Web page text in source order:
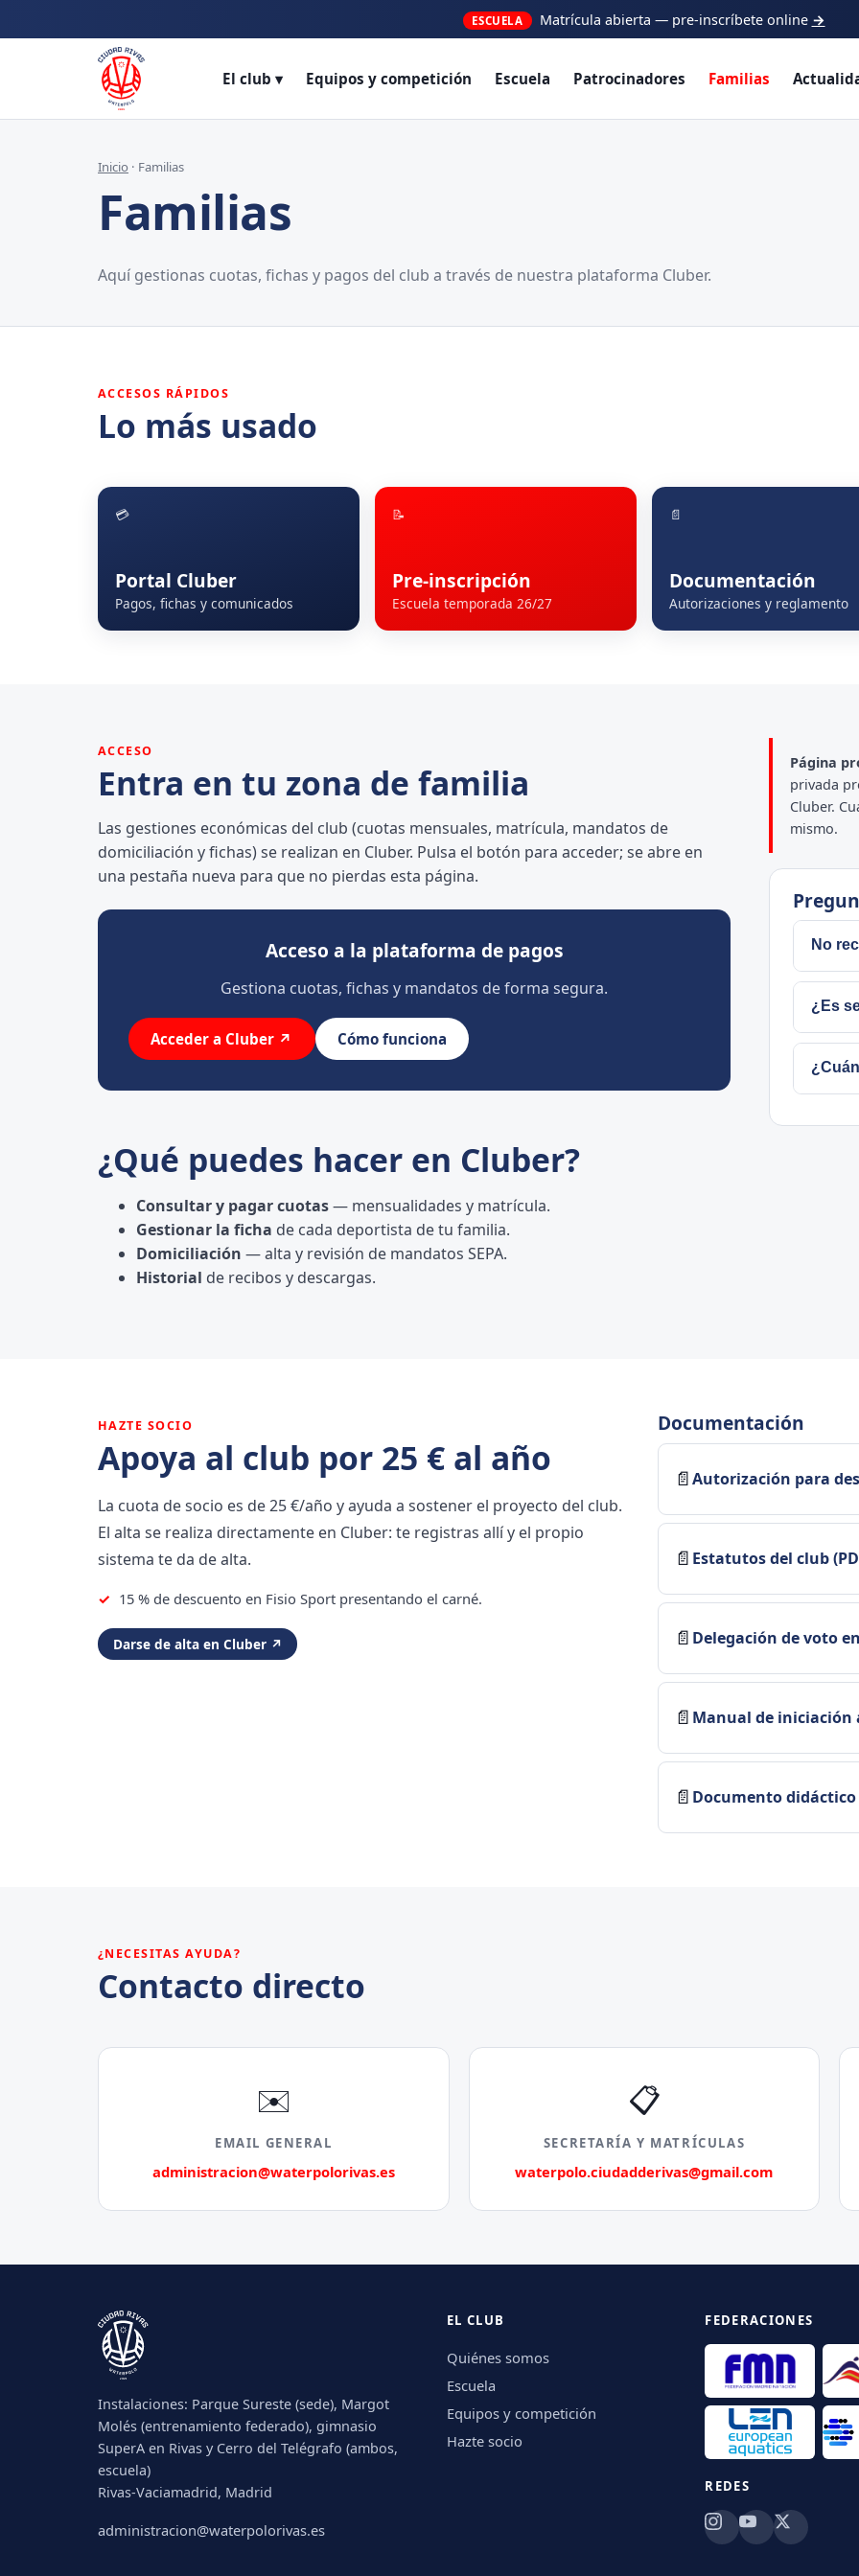
Promociones para socios: consulta las ventajas de nuestros
El club ▾ Equipos y competición Escuela Patrocinadores Familias
Inicio · Familias
Familias
Aquí gestionas cuotas, fichas y pagos del club a través de nuestra plataforma Cluber.
ACCESOS RÁPIDOS
Lo más usado
💳
Portal Cluber
Pagos, fichas y comunicados
📝
Pre-inscripción
Escuela temporada 26/27
📄
Documentación
Autorizaciones y reglamento
ACCESO
Entra en tu zona de familia
Las gestiones económicas del club (cuotas mensuales, matrícula, mandatos de
domiciliación y fichas) se realizan en Cluber. Pulsa el botón para acceder; se abre en
una pestaña nueva para que no pierdas esta página.
Acceso a la plataforma de pagos
Gestiona cuotas, fichas y mandatos de forma segura.
Acceder a Cluber ↗ Cómo funciona
¿Qué puedes hacer en Cluber?
Consultar y pagar cuotas— mensualidades y matrícula.
Gestionar la ficha de cada deportista de tu familia.
Domiciliación — alta y revisión de mandatos SEPA.
Historial de recibos y descargas.
Página
privada
Cluber.
mismo.
No
Usa
¿Es
Sí. El
Entre
HAZTE SOCIO
Apoya al club por 25 € al año
La cuota de socio es de 25 €/año y ayuda a sostener el proyecto del club.
El alta se realiza directamente en Cluber: te registras allí y el propio
sistema te da de alta.
15 % de descuento en Fisio Sport presentando el carné.
Darse de alta en Cluber ↗
Documentación
📄Autorización para
📄 Estatutos del club
📄 Delegación de voto
📄 Manual de iniciación
📄 Documento didáctico
¿NECESITAS AYUDA?
Contacto directo
✉️
EMAIL GENERAL
administracion@waterpolorivas.es
📋
SECRETARÍA Y MATRÍCULAS
waterpolo.ciudadderivas@gmail.com
Instalaciones: Parque Sureste (sede), Margot
Molés (entrenamiento federado), gimnasio
SuperA en Rivas y Cerro del Telégrafo (ambos,
escuela)
Rivas-Vaciamadrid, Madrid
administracion@waterpolorivas.es
EL CLUB
Quiénes somos
Escuela
Equipos y competición
Hazte socio
FEDERACIONES
REDES